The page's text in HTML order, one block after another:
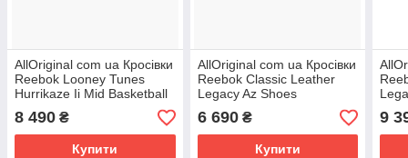
AllOriginal com ua Кросівки
Reebok Looney Tunes
Hurrikaze Ii Mid Basketball
Shoes Brown Gw4277
РОЗМІРИ
8 490 ₴
Купити
AllOriginal com ua Кросівки
Reebok Classic Leather
Legacy Az Shoes
Blue/Black Gy0419
РОЗМІРИ ЗАПИТУЙТЕ
6 690₴
Купити
9